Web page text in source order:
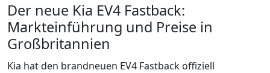
Der neue Kia EV4 Fastback:
Markteinführung und Preise in
Großbritannien
Kia hat den brandneuen EV4 Fastback offiziell